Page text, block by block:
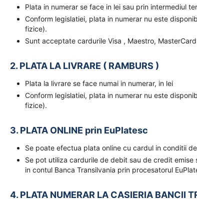
Plata in numerar se face in lei sau prin intermediul
Conform legislatiei, plata in numerar nu este
fizice).
Sunt acceptate cardurile Visa , Maestro,
2. PLATA LA LIVRARE ( RAMBURS )
Plata la livrare se face numai in numerar, in lei
Conform legislatiei, plata in numerar nu este
fizice).
3. PLATA ONLINE prin EuPlatesc
Se poate efectua plata online cu cardul in conditii
Se pot utiliza cardurile de debit sau de credit emise
in contul Banca Transilvania prin procesatorul
4. PLATA NUMERAR LA CASIERIA BANCII